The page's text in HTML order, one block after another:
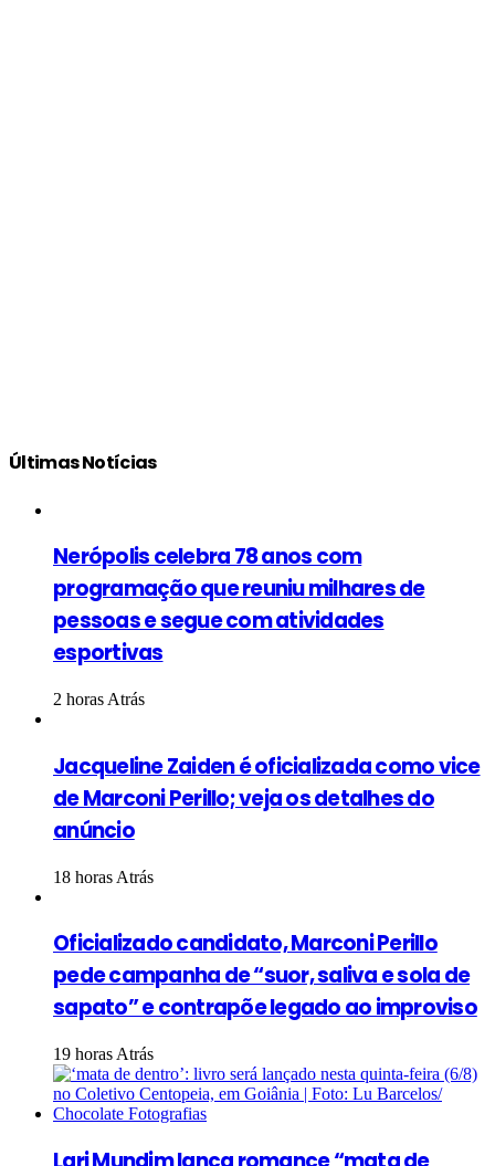
Últimas Notícias
Nerópolis celebra 78 anos com
programação que reuniu milhares de
pessoas e segue com atividades
esportivas
2 horas Atrás
Jacqueline Zaiden é oficializada como vice
de Marconi Perillo; veja os detalhes do
anúncio
18 horas Atrás
Oficializado candidato, Marconi Perillo
pede campanha de “suor, saliva e sola de
sapato” e contrapõe legado ao improviso
19 horas Atrás